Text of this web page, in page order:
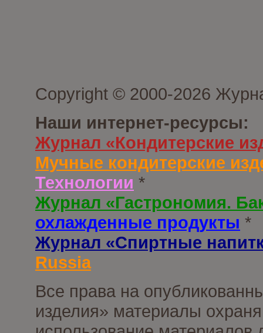
Copyright © 2000-2026
Наши интернет-ресурсы:
Журнал «Кондитерские
Мучные кондитерские
Технологии *
Журнал «Гастрономия.
охлажденные продукты *
Журнал «Спиртные
Russia
Все права на
изделия» материалы